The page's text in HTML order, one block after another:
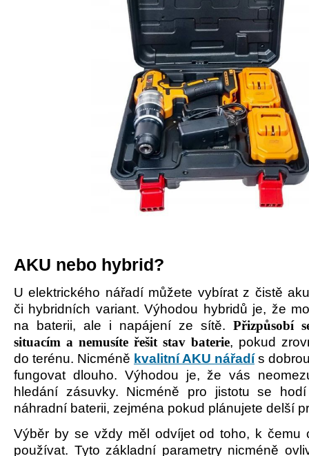
AKU nebo hybrid?
U elektrického nářadí můžete vybírat z čistě
či hybridních variant. Výhodou hybridů je, že
na baterii, ale i napájení ze sítě. Přizpůsobí
situacím a nemusíte řešit stav baterie, pokud
do terénu. Nicméně kvalitní AKU nářadís
fungovat dlouho. Výhodou je, že vás
hledání zásuvky. Nicméně pro jistotu se
náhradní baterii, zejména pokud plánujete delší
Výběr by se vždy měl odvíjet od toho, k čemu
používat. Tyto základní parametry nicméně